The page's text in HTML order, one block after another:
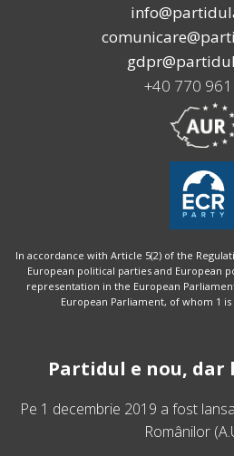
+40 770
In accordance with Article 5(2) of the
European political parties and European
representation in the European
European Parliament, of whom 1
Partidul e nou, dar
Pe 1 decembrie 2019 a fost
Românilor